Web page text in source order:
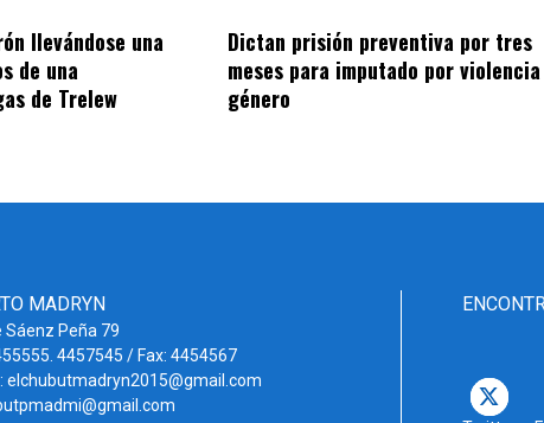
llevándose una
de una
de Trelew
Dictan prisión preventiva por tres
meses para imputado por
género
MADRYN
Sáenz Peña 79
4457545 / Fax: 4454567
elchubutmadryn2015@gmail.com